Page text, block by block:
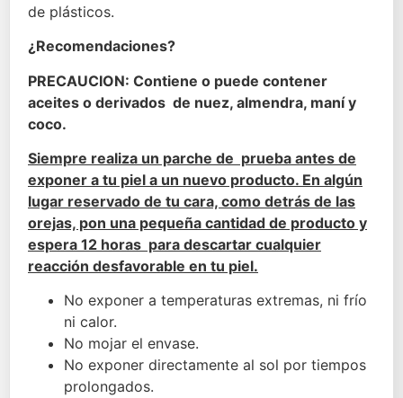
de plásticos.
¿Recomendaciones?
PRECAUCION: Contiene o puede contener
aceites o derivados de nuez, almendra, maní y
coco.
Siempre realiza un parche de prueba antes de
exponer a tu piel a un nuevo producto. En algún
lugar reservado de tu cara, como detrás de las
orejas, pon una pequeña cantidad de producto y
espera 12 horas para descartar cualquier
reacción desfavorable en tu piel.
No exponer a temperaturas extremas, ni frío
ni calor.
No mojar el envase.
No exponer directamente al sol por tiempos
prolongados.